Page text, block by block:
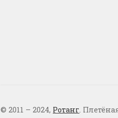
© 2011 – 2024, Ротанг.